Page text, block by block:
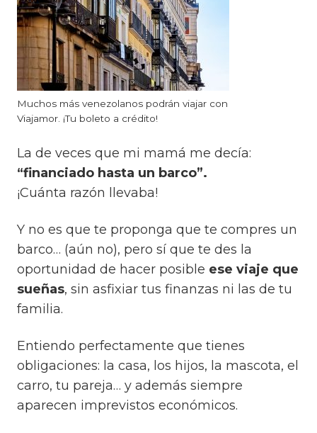
Muchos más venezolanos podrán viajar con
Viajamor. ¡Tu boleto a crédito!
La de veces que mi mamá me decía:
“financiado hasta un barco”.
¡Cuánta razón llevaba!
Y no es que te proponga que te compres un
barco… (aún no), pero sí que te des la
oportunidad de hacer posible ese viaje que
sueñas, sin asfixiar tus finanzas ni las de tu
familia.
Entiendo perfectamente que tienes
obligaciones: la casa, los hijos, la mascota, el
carro, tu pareja… y además siempre
aparecen imprevistos económicos.